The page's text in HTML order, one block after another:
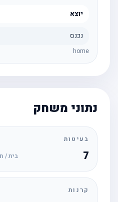
יוצא
נכנס
home
נתוני משחק
בעיטות
בית / חוץ
קרנות